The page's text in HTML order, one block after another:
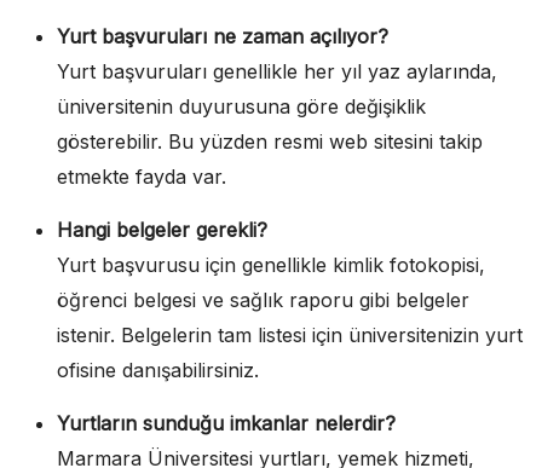
Yurt başvuruları ne zaman açılıyor?
Yurt başvuruları genellikle her yıl yaz aylarında,
üniversitenin duyurusuna göre değişiklik
gösterebilir. Bu yüzden resmi web sitesini takip
etmekte fayda var.
Hangi belgeler gerekli?
Yurt başvurusu için genellikle kimlik fotokopisi,
öğrenci belgesi ve sağlık raporu gibi belgeler
istenir. Belgelerin tam listesi için üniversitenizin yurt
ofisine danışabilirsiniz.
Yurtların sunduğu imkanlar nelerdir?
Marmara Üniversitesi yurtları, yemek hizmeti,